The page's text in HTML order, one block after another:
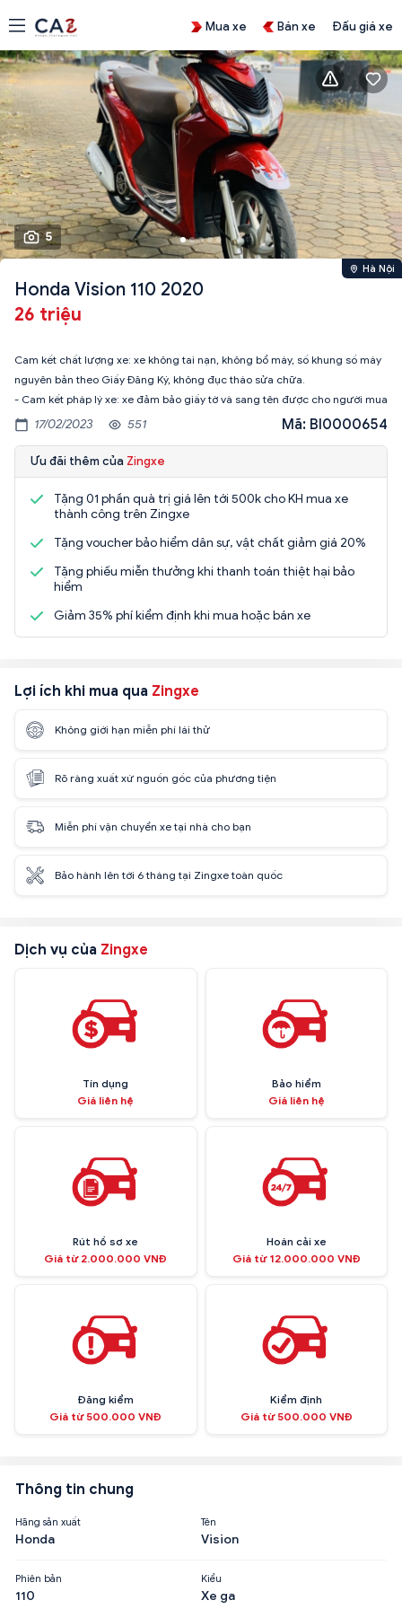
Mua xe Bán xe Đấu giá xe
5
Hà Nội
Honda Vision 110 2020
26 triệu
Cam kết chất lượng xe: xe không tai nạn, không bổ máy, số khung số máy
nguyên bản theo Giấy Đăng Ký, không đục tháo sửa chữa.
- Cam kết pháp lý xe: xe đảm bảo giấy tờ và sang tên được cho người mua
17/02/2023 551 Mã: BI0000654
Ưu đãi thêm của Zingxe
Tặng 01 phần quà trị giá lên tới 500k cho KH mua xe
thành công trên Zingxe
Tặng voucher bảo hiểm dân sự, vật chất giảm giá 20%
Tặng phiếu miễn thưởng khi thanh toán thiệt hại bảo
hiểm
Giảm 35% phí kiểm định khi mua hoặc bán xe
Lợi ích khi mua qua Zingxe
Không giới hạn miễn phí lái thử
Rõ ràng xuất xứ nguồn gốc của phương tiện
Miễn phí vận chuyển xe tại nhà cho bạn
Bảo hành lên tới 6 tháng tại Zingxe toàn quốc
Dịch vụ của Zingxe
Tín dụng
Giá liên hệ
Bảo hiểm
Giá liên hệ
Rút hồ sơ xe
Giá từ 2.000.000 VNĐ
Hoán cải xe
Giá từ 12.000.000 VNĐ
Đăng kiểm
Giá từ 500.000 VNĐ
Kiểm định
Giá từ 500.000 VNĐ
Thông tin chung
Hãng sản xuất
Honda
Tên
Vision
Phiên bản
110
Kiểu
Xe ga